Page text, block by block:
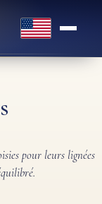
English
pour leurs lignées